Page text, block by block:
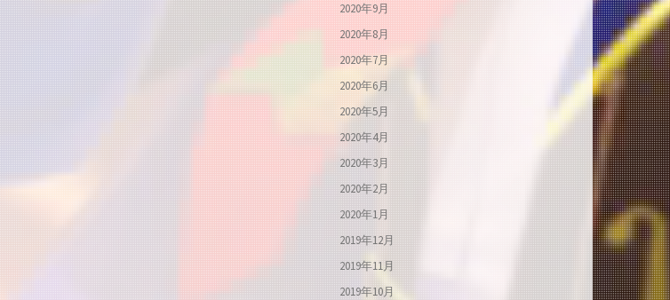
2020年9月
2020年8月
2020年7月
2020年6月
2020年5月
2020年4月
2020年3月
2020年2月
2020年1月
2019年12月
2019年11月
2019年10月